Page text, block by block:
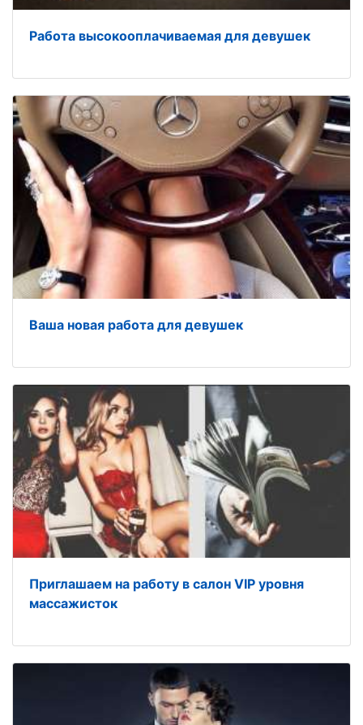
Работа высокооплачиваемая для девушек
Ваша новая работа для девушек
Приглашаем на работу в салон VIP уровня
массажисток